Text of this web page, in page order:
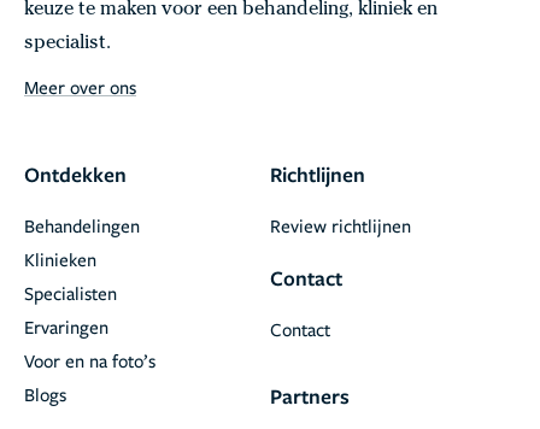
keuze te maken voor een behandeling, kliniek en
specialist.
Meer over ons
Ontdekken
Behandelingen
Klinieken
Specialisten
Ervaringen
Voor en na foto’s
Blogs
Richtlijnen
Review richtlijnen
Contact
Contact
Partners